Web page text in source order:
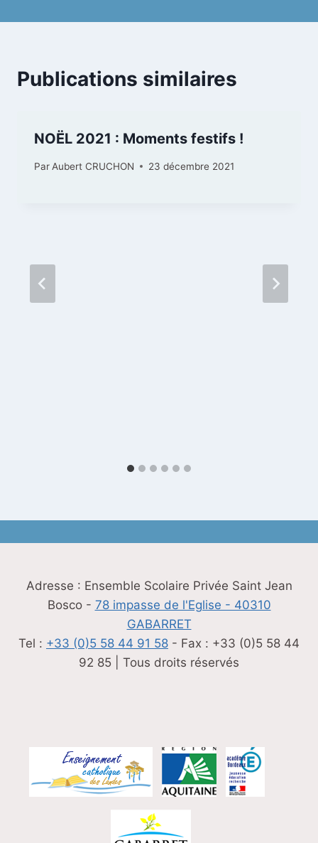
Publications similaires
NOËL 2021 : Moments festifs !
Par Aubert CRUCHON 23 décembre 2021
Adresse : Ensemble Scolaire Privée Saint Jean
Bosco - 78 impasse de l'Eglise - 40310
GABARRET
Tel : +33 (0)5 58 44 91 58 - Fax : +33 (0)5 58 44
92 85 | Tous droits réservés